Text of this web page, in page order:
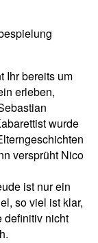
Ihr bereits um
erleben,
wurde
versprüht Nico
ist nur ein
so viel ist klar,
definitiv nicht